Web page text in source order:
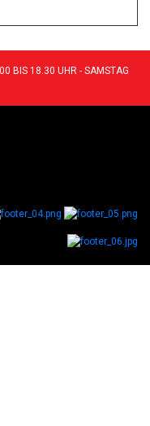
BIS 18.30 UHR - SAMSTAG